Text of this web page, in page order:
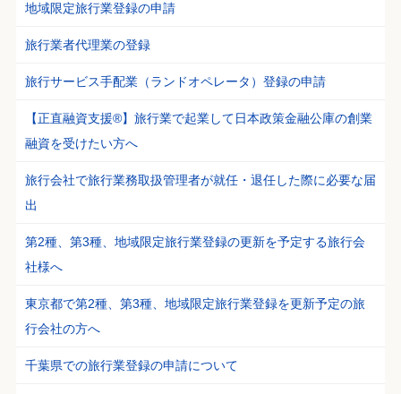
地域限定旅行業登録の申請
旅行業者代理業の登録
旅行サービス手配業（ランドオペレータ）登録の申請
【正直融資支援®】旅行業で起業して日本政策金融公庫の創業
融資を受けたい方へ
旅行会社で旅行業務取扱管理者が就任・退任した際に必要な届
出
第2種、第3種、地域限定旅行業登録の更新を予定する旅行会
社様へ
東京都で第2種、第3種、地域限定旅行業登録を更新予定の旅
行会社の方へ
千葉県での旅行業登録の申請について